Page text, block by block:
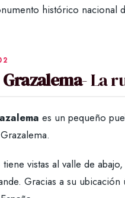
histórico nacional
- La
es un pequeño
vistas al valle de
Gracias a su